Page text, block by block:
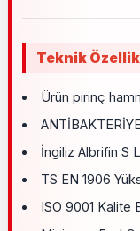
Teknik
Ürün pirinç
İngiliz Albrifin S
TS EN 1906
ISO 9001 Kalite